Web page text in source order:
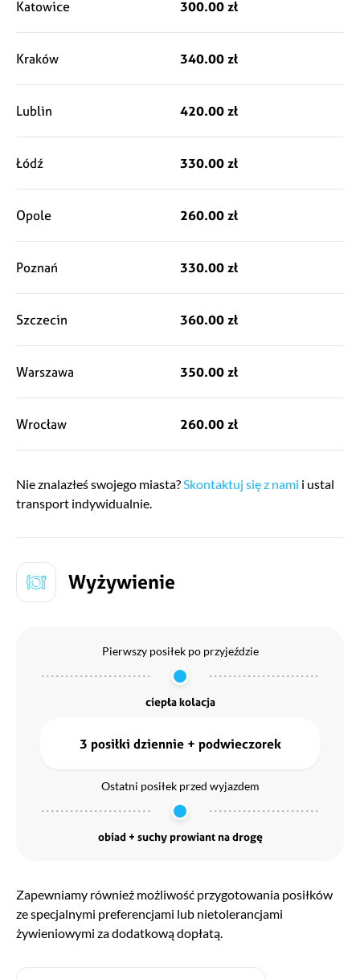
Katowice 300.00 zł
Kraków 340.00 zł
Lublin 420.00 zł
Łódź 330.00 zł
Opole 260.00 zł
Poznań 330.00 zł
Szczecin 360.00 zł
Warszawa 350.00 zł
Wrocław 260.00 zł
Nie znalazłeś swojego miasta? Skontaktuj się z nami i ustal
transport indywidualnie.
Wyżywienie
Pierwszy posiłek po przyjeździe
ciepła kolacja
3 posiłki dziennie + podwieczorek
Ostatni posiłek przed wyjazdem
obiad + suchy prowiant na drogę
Zapewniamy również możliwość przygotowania posiłków
ze specjalnymi preferencjami lub nietolerancjami
żywieniowymi za dodatkową dopłatą.